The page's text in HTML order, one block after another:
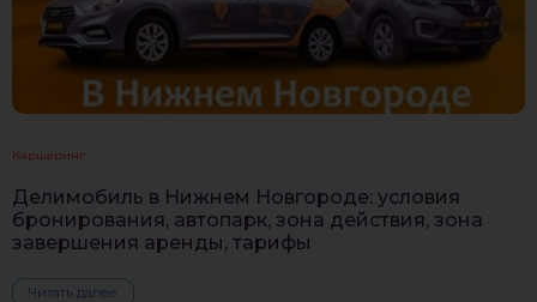
Каршеринг
Делимобиль в Нижнем Новгороде: условия
бронирования, автопарк, зона действия, зона
завершения аренды, тарифы
Читать далее